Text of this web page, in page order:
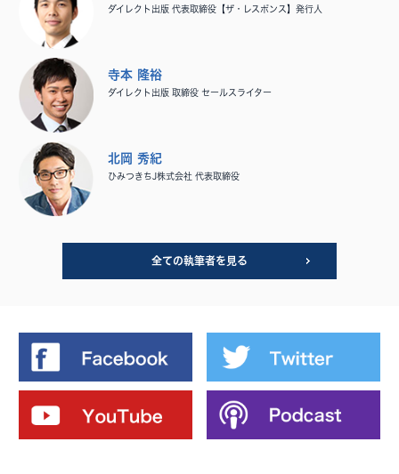
ダイレクト出版 代表取締役【ザ・レスポンス】発行人
寺本 隆裕
ダイレクト出版 取締役 セールスライター
北岡 秀紀
ひみつきちJ株式会社 代表取締役
全ての執筆者を見る